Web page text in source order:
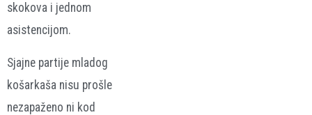
skokova i jednom
asistencijom.
Sjajne partije mladog
košarkaša nisu prošle
nezapaženo ni kod